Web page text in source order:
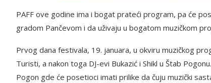
PAFF ove godine ima i bogat prateći program, pa će
gradom Pančevom i da uživaju u bogatom muzičkom
Prvog dana festivala, 19. januara, u okviru muzičkog
Turisti, a nakon toga DJ-evi Bukazić i Shikl u Štab
Pogon gde će posetioci imati prilike da čuju muzički